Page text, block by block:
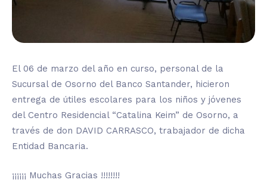
El 06 de marzo del año en curso, personal de la
Sucursal de Osorno del Banco Santander, hicieron
entrega de útiles escolares para los niños y jóvenes
del Centro Residencial “Catalina Keim” de Osorno, a
través de don DAVID CARRASCO, trabajador de dicha
Entidad Bancaria.
¡¡¡¡¡¡ Muchas Gracias !!!!!!!!